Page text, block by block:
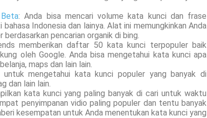
: Anda bisa mencari volume kata kunci dan frase
Indonesia dan lainya. Alat ini memungkinkan Anda
pencarian organik di bing.
memberikan daftar 50 kata kunci terpopuler baik
oleh Google. Anda bisa mengetahui kata kunci apa
maps dan lain lain.
untuk mengetahui kata kunci populer yang banyak di
dan lain lain.
kata kunci yang paling banyak di cari untuk waktu
penyimpanan vidio paling populer dan tentu banyak
kesempatan untuk Anda menentukan kata kunci yang